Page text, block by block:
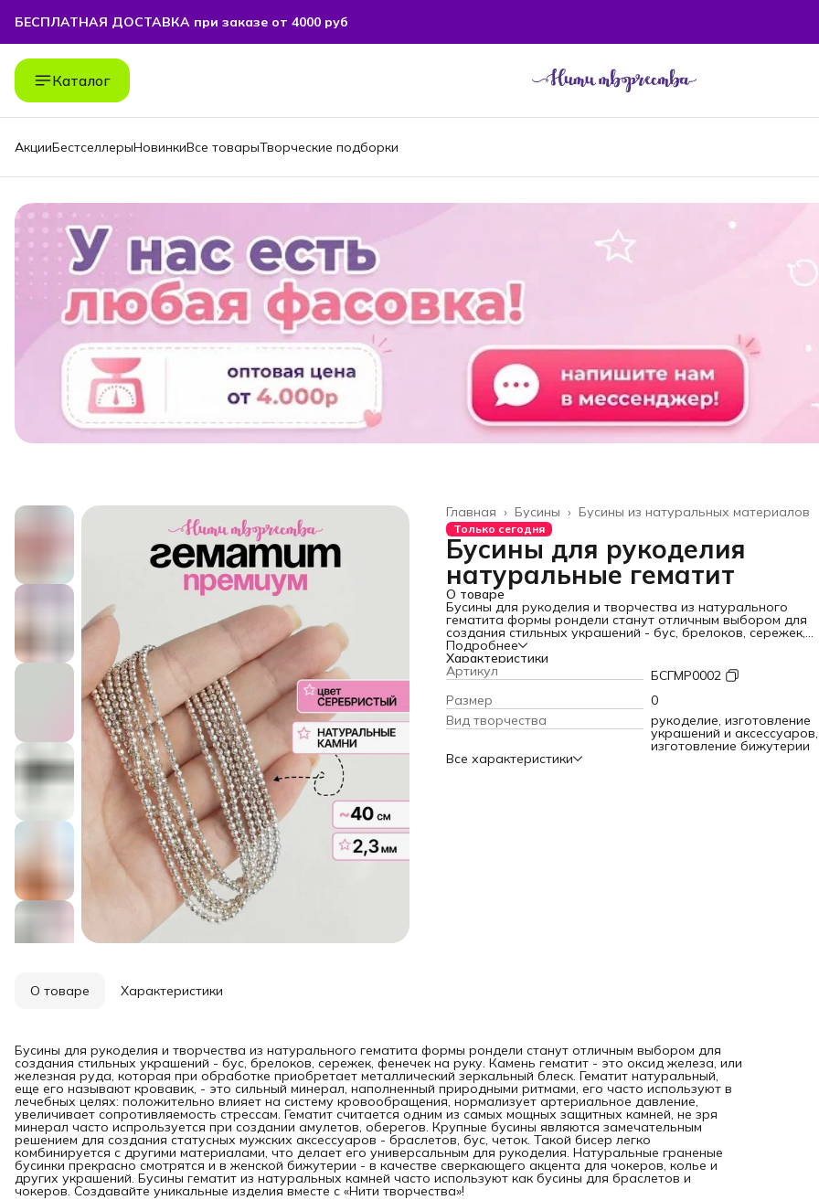
БЕСПЛАТНАЯ ДОСТАВКА при заказе от 4000 руб
БЕСПЛАТНАЯ ДОСТАВКА при заказе от 4000 руб
Каталог
АкцииБестселлерыНовинкиВсе товарыТворческие подборки
Бусины из натуральных материалов
Бусины ›
Главная ›
Только сегодня
Бусины для рукоделия
натуральные гематит
О товаре
Бусины для рукоделия и творчества из натурального
гематита формы рондели станут отличным выбором для
создания стильных украшений - бус, брелоков, сережек,
фенечек на руку. Камень гематит - это оксид железа, или
железная руда, которая при обработке приобретает
металлический зеркальный блеск. Гематит натуральный,
его называют кровавик, - это сильный минерал,
природными ритмами, его часто используют в лечебных
положительно влияет на систему кровообращения,
нормализует артериальное давление, увеличивает
сопротивляемость стрессам. Гематит считается одним из
самых мощных защитных камней, не зря минерал часто
испрользуется при создании амулетов, оберегов.
Подробнее
Характеристики
Артикул
БСГМР0002
Размер
0
Вид творчества
рукоделие, изготовление
украшений и аксессуаров,
изготовление бижутерии
Все характеристики
О товаре Характеристики
Бусины для рукоделия и творчества из натурального гематита формы рондели станут отличным выбором для
создания стильных украшений - бус, брелоков, сережек, фенечек на руку. Камень гематит - это оксид железа, или
железная руда, которая при обработке приобретает металлический зеркальный блеск. Гематит натуральный,
еще его называют кровавик, - это сильный минерал, наполненный природными ритмами, его часто используют в
лечебных целях: положительно влияет на систему кровообращения, нормализует артериальное давление,
увеличивает сопротивляемость стрессам. Гематит считается одним из самых мощных защитных камней, не зря
минерал часто испрользуется при создании амулетов, оберегов. Крупные бусины являются замечательным
решением для создания статусных мужских аксессуаров - браслетов, бус, четок. Такой бисер легко
комбинируется с другими материалами, что делает его универсальным для рукоделия. Натуральные граненые
бусинки прекрасно смотрятся и в женской бижутерии - в качестве сверкающего акцента для чокеров, колье и
других украшений. Бусины гематит из натуральных камней часто используют как бусины для браслетов и
чокеров. Создавайте уникальные изделия вместе с «Нити творчества»!